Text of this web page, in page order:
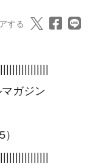
する
ガジン